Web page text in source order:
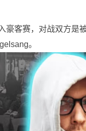
豪客赛，对战双方是
。